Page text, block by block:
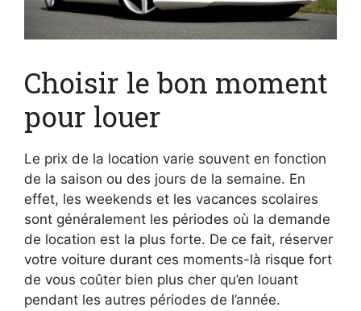
Choisir le bon moment
pour louer
Le prix de la location varie souvent en fonction
de la saison ou des jours de la semaine. En
effet, les weekends et les vacances scolaires
sont généralement les périodes où la demande
de location est la plus forte. De ce fait, réserver
votre voiture durant ces moments-là risque fort
de vous coûter bien plus cher qu’en louant
pendant les autres périodes de l’année.